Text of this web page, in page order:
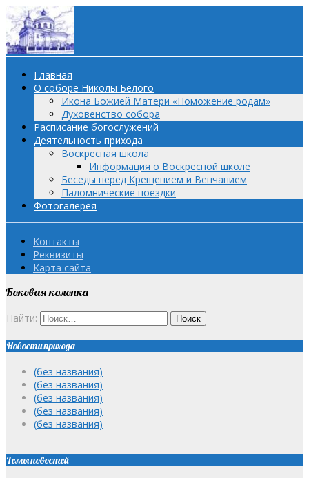
Главная
О соборе Николы Белого
Икона Божией Матери «Поможение родам»
Духовенство собора
Расписание богослужений
Деятельность прихода
Воскресная школа
Информация о Воскресной школе
Беседы перед Крещением и Венчанием
Паломнические поездки
Фотогалерея
Контакты
Реквизиты
Карта сайта
Боковая колонка
Найти:
Новости прихода
(без названия)
(без названия)
(без названия)
(без названия)
(без названия)
Темы новостей